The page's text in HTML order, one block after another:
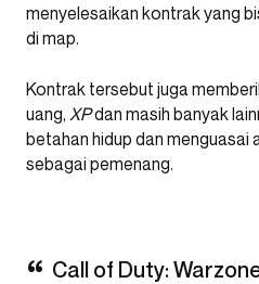
menyelesaikan kontrak yang
di map.
Kontrak tersebut juga
uang, XPdan masih banyak
betahan hidup dan menguasai
sebagai pemenang.
Call of Duty: